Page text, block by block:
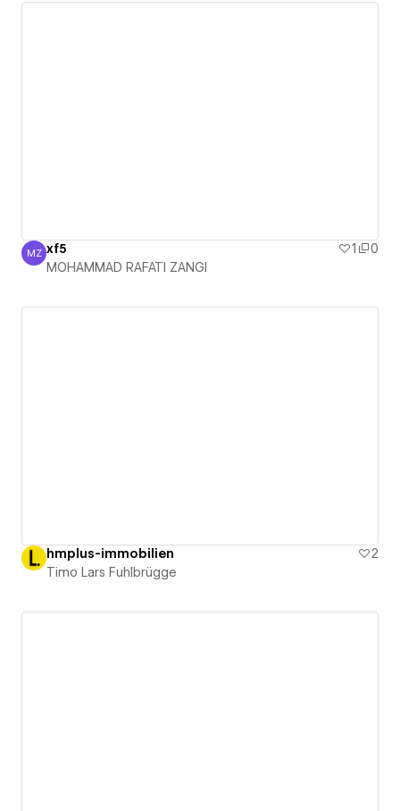
MOHAMMAD RAFATI ZANGI
MZ xf5 1
0
MOHAMMAD RAFATI ZANGI
hmplus-immobilien
2
Timo Lars Fuhlbrügge